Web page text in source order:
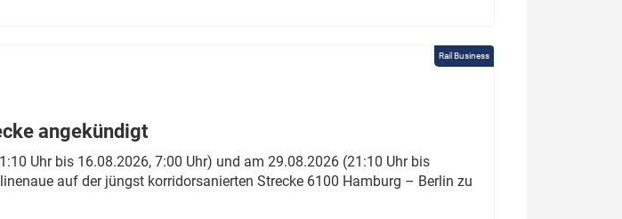
Rail Business
angekündigt
Uhr bis 16.08.2026, 7:00 Uhr) und am 29.08.2026 (21:10 Uhr bis
auf der jüngst korridorsanierten Strecke 6100 Hamburg – Berlin zu